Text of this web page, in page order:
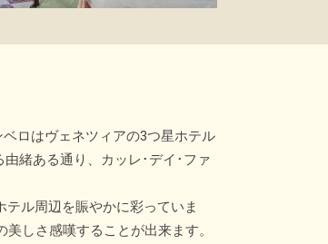
ロはヴェネツィアの3つ星ホテル
緒ある通り、カッレ･デイ･ファ
ル周辺を賑やかに彩っていま
しさ感嘆することが出来ます。